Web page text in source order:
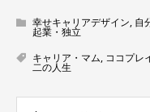
幸せキャリアデザイン, 自
起業・独立
キャリア・マム, ココプレ
二の人生